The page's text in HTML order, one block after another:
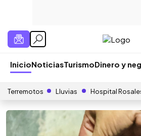
InicioNoticiasTurismoDinero y
Terremotos Lluvias Hospital